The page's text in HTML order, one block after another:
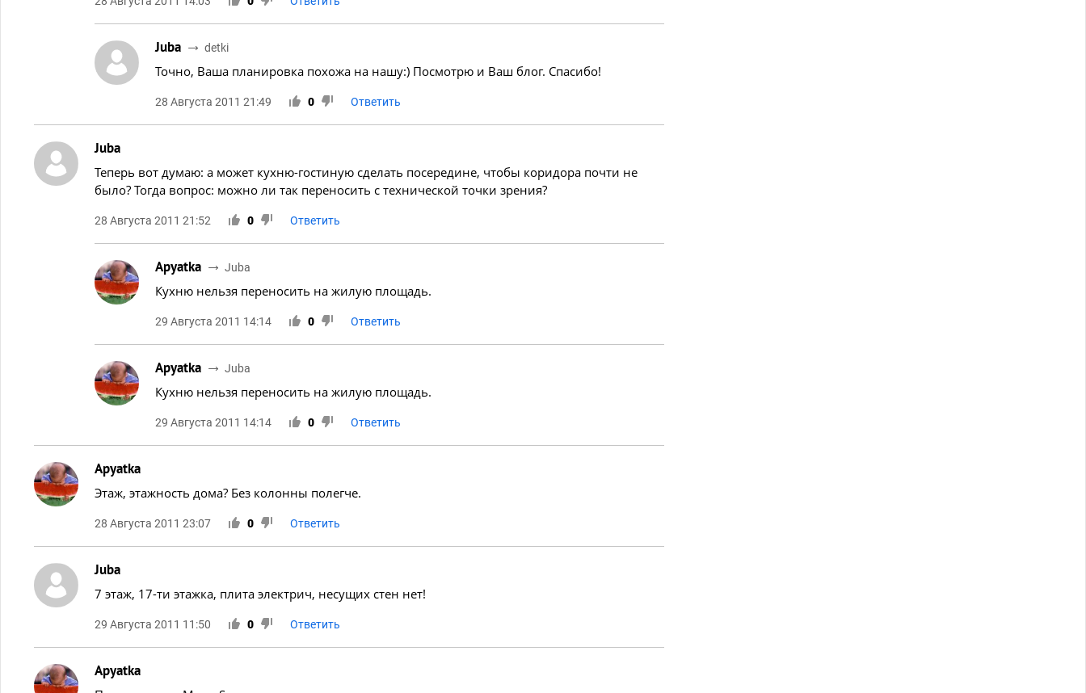
Juba detki
Точно, Ваша планировка похожа на нашу:) Посмотрю и Ваш блог. Спасибо!
28 Августа 2011 21:49 0 Ответить
Juba
Теперь вот думаю: а может кухню-гостиную сделать посередине, чтобы коридора почти не
было? Тогда вопрос: можно ли так переносить с технической точки зрения?
28 Августа 2011 21:52 0 Ответить
Apyatka Juba
Кухню нельзя переносить на жилую площадь.
29 Августа 2011 14:14 0 Ответить
Apyatka Juba
Кухню нельзя переносить на жилую площадь.
29 Августа 2011 14:14 0 Ответить
Apyatka
Этаж, этажность дома? Без колонны полегче.
28 Августа 2011 23:07 0 Ответить
Juba
7 этаж, 17-ти этажка, плита электрич, несущих стен нет!
29 Августа 2011 11:50 0 Ответить
Apyatka